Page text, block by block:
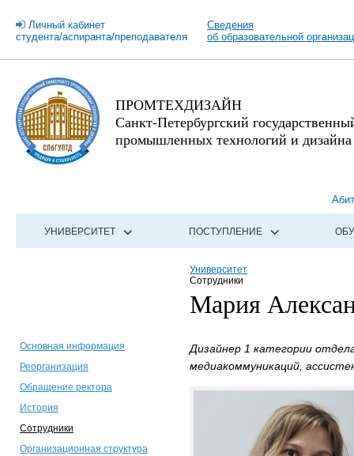
Личный кабинет
студента/аспиранта/преподавателя
Сведения
об образовательной
ПРОМТЕХДИЗАЙН
Санкт-Петербургский
промышленных технологий и дизайна
УНИВЕРСИТЕТ ПОСТУПЛЕНИЕ
Университет
Сотрудники
Мария
Основная информация
Реорганизация
Обращение ректора
История
Сотрудники
Организационная структура
Дизайнер 1 категории
медиакоммуникаций,